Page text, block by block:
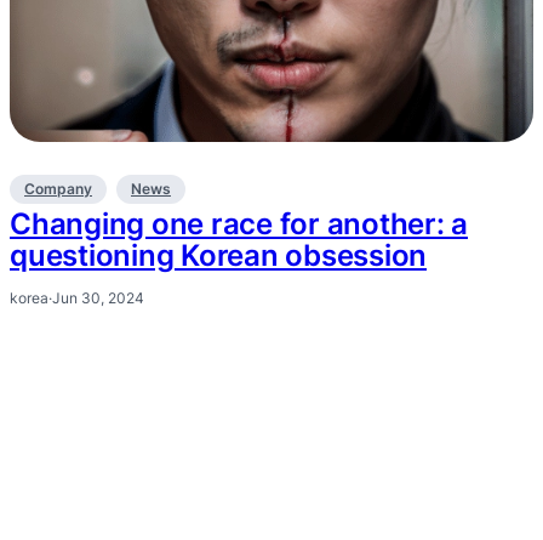
Company News
Changing one race for another: a
questioning Korean obsession
korea·Jun 30, 2024